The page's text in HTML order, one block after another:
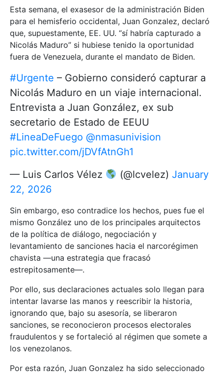
Esta semana, el exasesor de la administración Biden
para el hemisferio occidental, Juan Gonzalez, declaró
que, supuestamente, EE. UU. “sí habría capturado a
Nicolás Maduro” si hubiese tenido la oportunidad
fuera de Venezuela, durante el mandato de Biden.
#Urgente – Gobierno consideró capturar a
Nicolás Maduro en un viaje internacional.
Entrevista a Juan González, ex sub
secretario de Estado de EEUU
#LineaDeFuego @nmasunivision
pic.twitter.com/jDVfAtnGh1
— Luis Carlos Vélez
(@lcvelez) January
22, 2026
Sin embargo, eso contradice los hechos, pues fue el
mismo González uno de los principales arquitectos
de la política de diálogo, negociación y
levantamiento de sanciones hacia el narcorégimen
chavista —una estrategia que fracasó
estrepitosamente—.
Por ello, sus declaraciones actuales solo llegan para
intentar lavarse las manos y reescribir la historia,
ignorando que, bajo su asesoría, se liberaron
sanciones, se reconocieron procesos electorales
fraudulentos y se fortaleció al régimen que somete a
los venezolanos.
Por esta razón, Juan Gonzalez ha sido seleccionado